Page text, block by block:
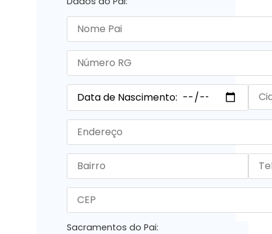
Sacramentos do Pai: